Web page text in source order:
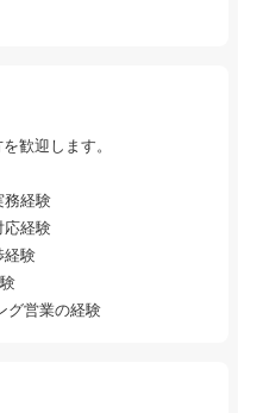
歓迎します。
務経験
応経験
経験
グ営業の経験